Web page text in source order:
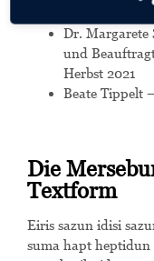
Dr. Margarete
und
Herbst 2021
Beate Tippelt
Die
Textform
Eiris sazun idisi
suma hapt heptidun